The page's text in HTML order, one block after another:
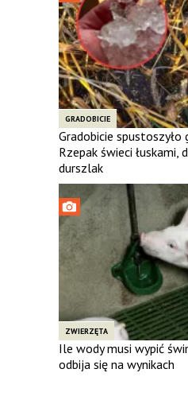
GRADOBICIE
Gradobicie spustoszyło
Rzepak świeci łuskami,
durszlak
ZWIERZĘTA
Ile wody musi wypić
odbija się na wynikach